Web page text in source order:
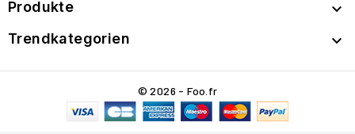
Produkte 
Trendkategorien 
© 2026 - Foo.fr